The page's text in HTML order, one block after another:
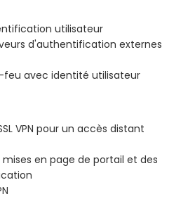
utilisateur
d'authentification externes
feu avec identité utilisateur
VPN pour un accès distant
en page de portail et des